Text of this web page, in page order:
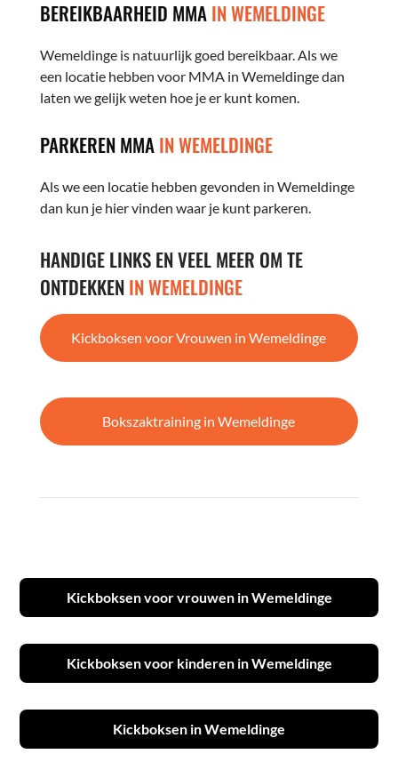
BEREIKBAARHEID MMAIN WEMELDINGE
Wemeldinge is natuurlijk goed bereikbaar. Als we
een locatie hebben voor MMA in Wemeldinge dan
laten we gelijk weten hoe je er kunt komen.
PARKEREN MMAIN WEMELDINGE
Als we een locatie hebben gevonden in Wemeldinge
dan kun je hier vinden waar je kunt parkeren.
HANDIGE LINKS EN VEEL MEER OM TE
ONTDEKKENIN WEMELDINGE
Kickboksen voor Vrouwen in Wemeldinge
Bokszaktraining in Wemeldinge
Kickboksen voor vrouwen in Wemeldinge
Kickboksen voor kinderen in Wemeldinge
Kickboksen in Wemeldinge